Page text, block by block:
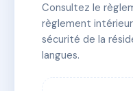
📍 9 lot le privilege
✓ Immatriculée 🏠
📞 Contacter
Consultez le
règlement
sécurité de la
langues.